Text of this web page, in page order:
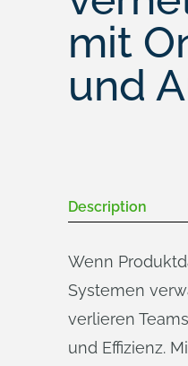
mit
und
Description
Wenn
Systemen
verlieren
und Effizienz.